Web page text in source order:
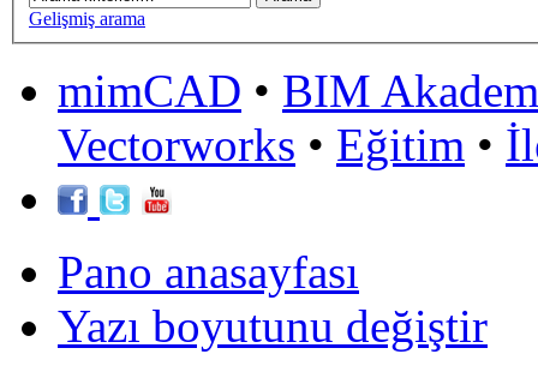
Gelişmiş arama
mimCAD • BIM
Vectorworks • Eğitim •
Pano anasayfası
Yazı boyutunu değiştir